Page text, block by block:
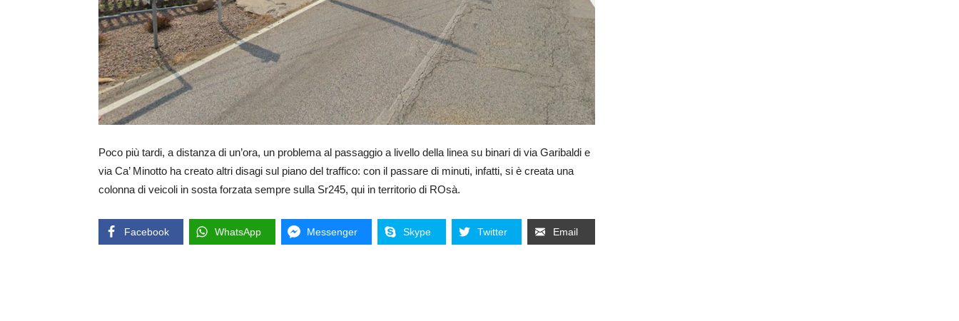
Poco più tardi, a distanza di un’ora, un problema al passaggio a livello della linea su binari di via Garibaldi e
via Ca’ Minotto ha creato altri disagi sul piano del traffico: con il passare di minuti, infatti, si è creata una
colonna di veicoli in sosta forzata sempre sulla Sr245, qui in territorio di ROsà.
Facebook WhatsApp Messenger Skype Twitter Email